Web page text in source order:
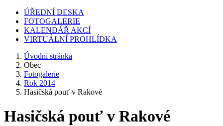
ÚŘEDNÍ DESKA
FOTOGALERIE
KALENDÁŘ AKCÍ
VIRTUÁLNÍ PROHLÍDKA
Úvodní stránka
Obec
Fotogalerie
Rok 2014
Hasičská pouť v Rakové
Hasičská pouť v Rakové